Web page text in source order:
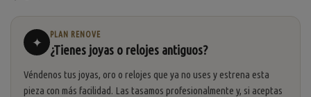
✦
PLAN RENOVE
¿Tienes joyas o relojes antiguos?
Véndenos tus joyas, oro o relojes que ya no uses y estrena esta
pieza con más facilidad. Las tasamos profesionalmente y, si aceptas